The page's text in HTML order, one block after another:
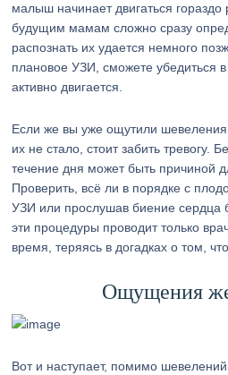
малыш начинает двигаться
будущим мамам сложно сразу
распознать их удается немного
плановое УЗИ, сможете убедиться
активно двигается.
Если же вы уже ощутили
их не стало, стоит забить тревогу.
течение дня может быть причиной
Проверить, всё ли в порядке с
УЗИ или прослушав биение сердца
эти процедуры проводит только
время, теряясь в догадках о том,
Ощущения
Вот и наступает, помимо